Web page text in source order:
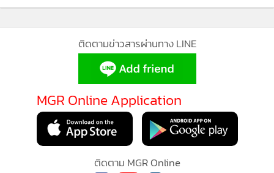
ติดตามข่าวสารผ่านทาง LINE
MGR Online Application
ติดตาม MGR Online